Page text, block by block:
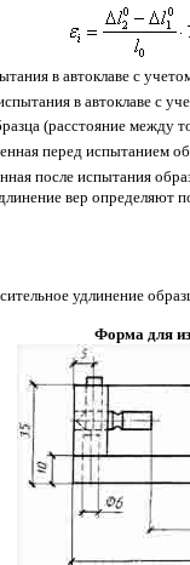
в автоклаве с
в автоклаве с
(расстояние
перед испытанием
после испытания
вер определяют
удлинение
Форма для